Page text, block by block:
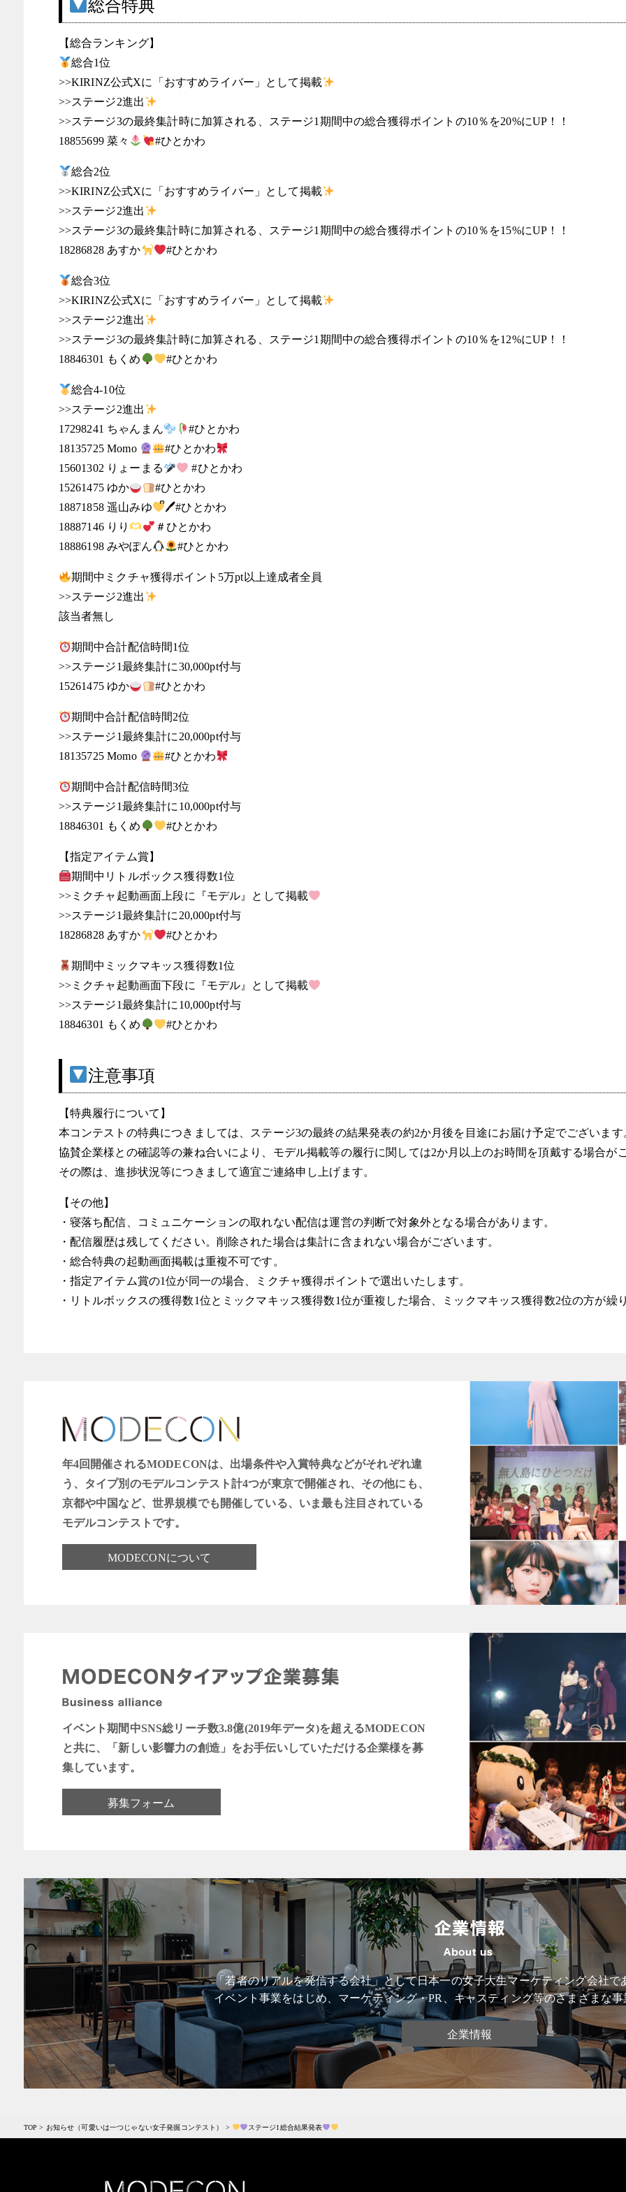
総合特典
【総合ランキング】
総合1位
>>KIRINZ公式Xに「おすすめライバー」として掲載
>>ステージ2進出
>>ステージ3の最終集計時に加算される、ステージ1期間中の総合獲得ポイントの10％を20%にUP！！
18855699 菜々
#ひとかわ
総合2位
>>KIRINZ公式Xに「おすすめライバー」として掲載
>>ステージ2進出
>>ステージ3の最終集計時に加算される、ステージ1期間中の総合獲得ポイントの10％を15%にUP！！
18286828 あすか
#ひとかわ
総合3位
>>KIRINZ公式Xに「おすすめライバー」として掲載
>>ステージ2進出
>>ステージ3の最終集計時に加算される、ステージ1期間中の総合獲得ポイントの10％を12%にUP！！
18846301 もくめ
#ひとかわ
総合4-10位
>>ステージ2進出
17298241 ちゃんまん
#ひとかわ
18135725 Momo
#ひとかわ
15601302 りょーまる
#ひとかわ
15261475 ゆか
#ひとかわ
18871858 遥山みゆ
ᩚ🖊#ひとかわ
18887146 りり
＃ひとかわ
18886198 みやぽん
#ひとかわ
期間中ミクチャ獲得ポイント5万pt以上達成者全員
>>ステージ2進出
該当者無し
期間中合計配信時間1位
>>ステージ1最終集計に30,000pt付与
15261475 ゆか
#ひとかわ
期間中合計配信時間2位
>>ステージ1最終集計に20,000pt付与
18135725 Momo
#ひとかわ
期間中合計配信時間3位
>>ステージ1最終集計に10,000pt付与
18846301 もくめ
#ひとかわ
【指定アイテム賞】
期間中リトルボックス獲得数1位
>>ミクチャ起動画面上段に『モデル』として掲載
>>ステージ1最終集計に20,000pt付与
18286828 あすか
#ひとかわ
期間中ミックマキッス獲得数1位
>>ミクチャ起動画面下段に『モデル』として掲載
>>ステージ1最終集計に10,000pt付与
18846301 もくめ
#ひとかわ
注意事項
【特典履行について】
本コンテストの特典につきましては、ステージ3の最終の結果発表の約2か月後を目途にお届け予定でございます
協賛企業様との確認等の兼ね合いにより、モデル掲載等の履行に関しては2か月以上のお時間を頂戴する場合が
その際は、進捗状況等につきまして適宜ご連絡申し上げます。
【その他】
・寝落ち配信、コミュニケーションの取れない配信は運営の判断で対象外となる場合があります。
・配信履歴は残してください。削除された場合は集計に含まれない場合がございます。
・総合特典の起動画面掲載は重複不可です。
・指定アイテム賞の1位が同一の場合、ミクチャ獲得ポイントで選出いたします。
・リトルボックスの獲得数1位とミックマキッス獲得数1位が重複した場合、ミックマキッス獲得数2位の方が繰
年4回開催されるMODECONは、出場条件や入賞特典などがそれぞれ違
う、タイプ別のモデルコンテスト計4つが東京で開催され、その他にも、
京都や中国など、世界規模でも開催している、いま最も注目されている
モデルコンテストです。
MODECONについて
イベント期間中SNS総リーチ数3.8億(2019年データ)を超えるMODECON
と共に、「新しい影響力の創造」をお手伝いしていただける企業様を募
集しています。
募集フォーム
「若者のリアルを発信する会社」として日本一の女子大生マーケティング会社で
イベント事業をはじめ、マーケティング・PR、キャスティング等のさまざまな
企業情報
TOP > お知らせ（可愛いは一つじゃない女子発掘コンテスト） > ステージ1総合結果発表